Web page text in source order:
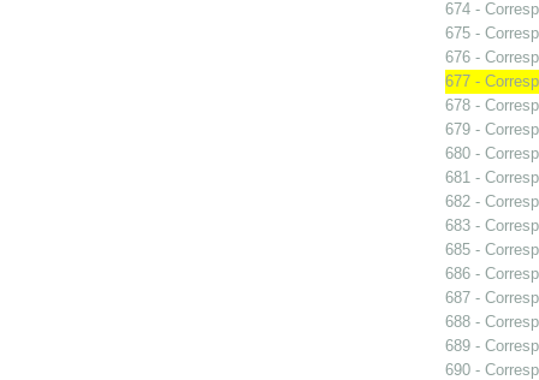
674 -
675 -
676 -
677 -
678 -
679 -
680 -
681 -
682 -
683 -
685 -
686 -
687 -
688 -
689 -
690 -